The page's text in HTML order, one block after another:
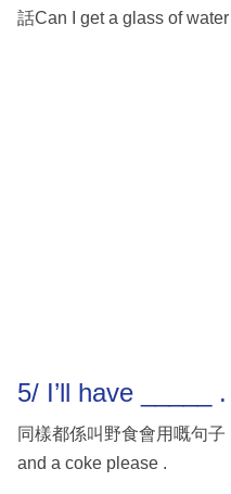
話Can I get a glass of
5/ I’ll have _____ .
同樣都係叫野食會用嘅句
and a coke please .